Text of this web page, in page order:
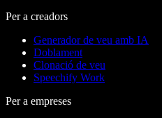
Per a creadors
Generador de veu amb IA
Doblament
Clonació de veu
Speechify Work
Per a empreses